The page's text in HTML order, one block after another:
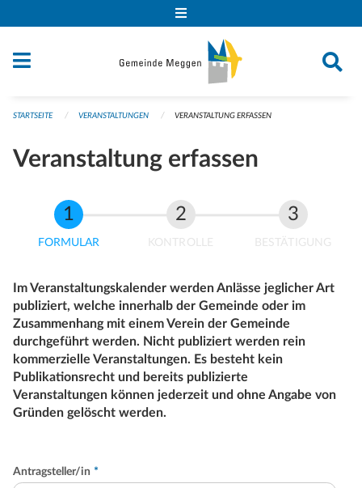
STARTSEITE VERANSTALTUNGEN VERANSTALTUNG ERFASSEN
Veranstaltung erfassen
FORMULAR KONTROLLE BESTÄTIGUNG
Im Veranstaltungskalender werden Anlässe jeglicher Art
publiziert, welche innerhalb der Gemeinde oder im
Zusammenhang mit einem Verein der Gemeinde
durchgeführt werden. Nicht publiziert werden rein
kommerzielle Veranstaltungen. Es besteht kein
Publikationsrecht und bereits publizierte
Veranstaltungen können jederzeit und ohne Angabe von
Gründen gelöscht werden.
Antragsteller/in *